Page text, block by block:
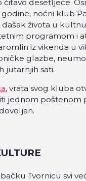
čitavo desetljeće.
noćni klub
života u
programom i
iz vikenda u
glazbe,
jutarnjih sati.
, vrata svog kluba
jednom poštenom
Tvornicu svi